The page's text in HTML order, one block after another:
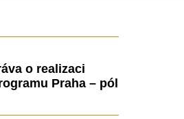
o realizaci
Praha – pól